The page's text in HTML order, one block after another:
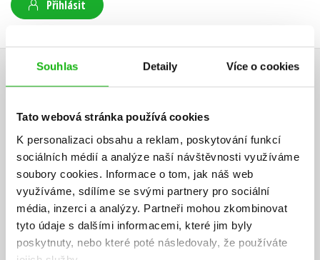
Souhlas Detaily Více o cookies
Tato webová stránka používá cookies
K personalizaci obsahu a reklam, poskytování funkcí
sociálních médií a analýze naší návštěvnosti využíváme
soubory cookies. Informace o tom, jak náš web
využíváme, sdílíme se svými partnery pro sociální
média, inzerci a analýzy. Partneři mohou zkombinovat
tyto údaje s dalšími informacemi, které jim byly
poskytnuty, nebo které poté následovaly, že používáte
Přihlásit
AUTOR KNIHY